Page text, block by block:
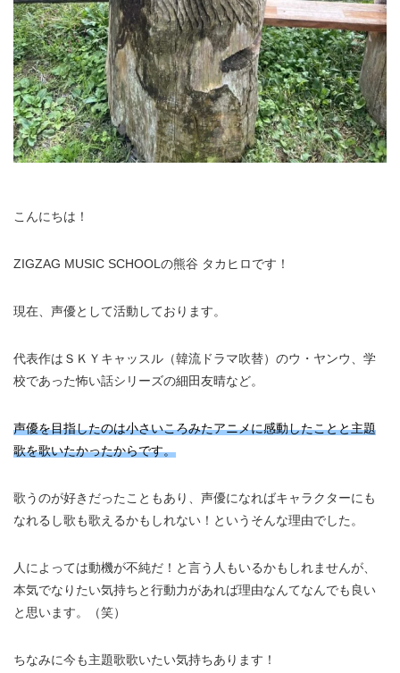
こんにちは！
ZIGZAG MUSIC SCHOOLの熊谷 タカヒロです！
現在、声優として活動しております。
代表作はＳＫＹキャッスル（韓流ドラマ吹替）のウ・ヤンウ、学
校であった怖い話シリーズの細田友晴など。
声優を目指したのは小さいころみたアニメに感動したことと主題
歌を歌いたかったからです。
歌うのが好きだったこともあり、声優になればキャラクターにも
なれるし歌も歌えるかもしれない！というそんな理由でした。
人によっては動機が不純だ！と言う人もいるかもしれませんが、
本気でなりたい気持ちと行動力があれば理由なんてなんでも良い
と思います。（笑）
ちなみに今も主題歌歌いたい気持ちあります！